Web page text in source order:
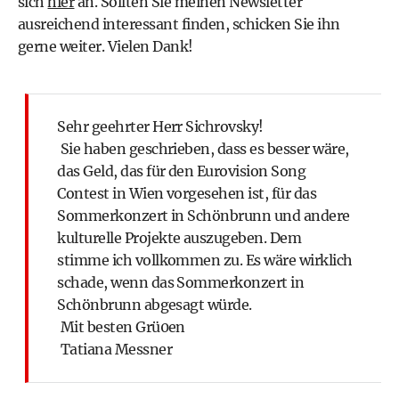
ausreichend interessant finden, schicken Sie ihn
gerne weiter. Vielen Dank!
Sehr geehrter Herr Sichrovsky!
Sie haben geschrieben, dass es besser wäre,
das Geld, das für den Eurovision Song
Contest in Wien vorgesehen ist, für das
Sommerkonzert in Schönbrunn und andere
kulturelle Projekte auszugeben. Dem
stimme ich vollkommen zu. Es wäre wirklich
schade, wenn das Sommerkonzert in
Schönbrunn abgesagt würde.
Mit besten Grü0en
Tatiana Messner